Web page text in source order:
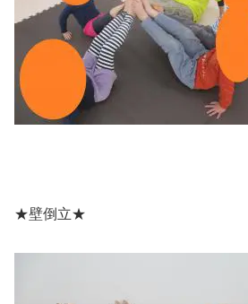
★壁倒立★